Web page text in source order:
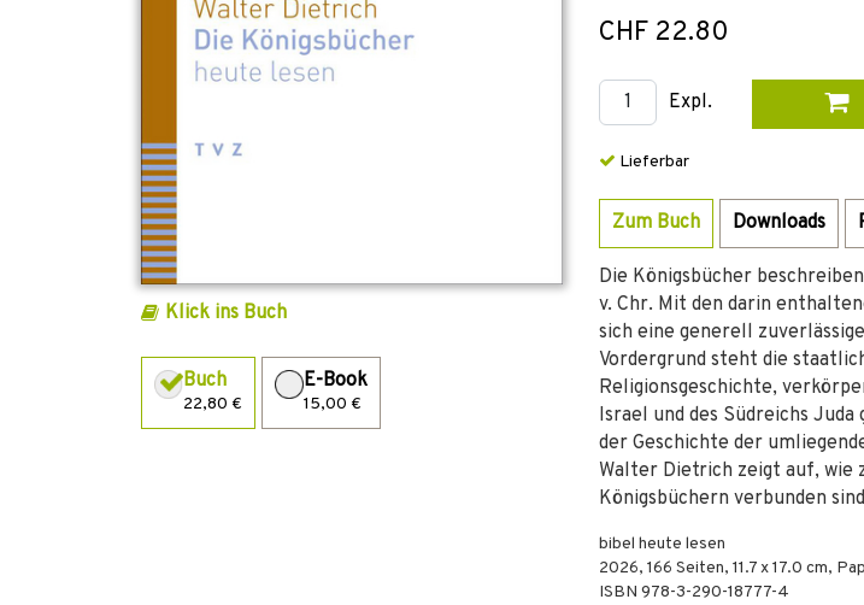
Klick ins Buch
Buch
22,80 €
E-Book
15,00 €
CHF 22.80
Expl.
Lieferbar
Zum Buch Downloads
Die Königsbücher
v. Chr. Mit den darin
sich eine generell
Vordergrund steht die
Religionsgeschichte,
Israel und des Südreichs
der Geschichte der
Walter Dietrich zeigt auf, wie
Königsbüchern verbunden
bibel heute lesen
2026, 166 Seiten, 11.7 x 17.0 cm,
ISBN 978-3-290-18777-4